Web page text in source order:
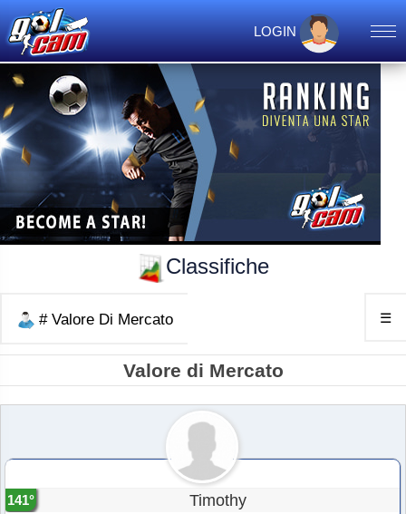
LOGIN
Classifiche
# Valore Di Mercato ☰
Valore di Mercato
Timothy
141°